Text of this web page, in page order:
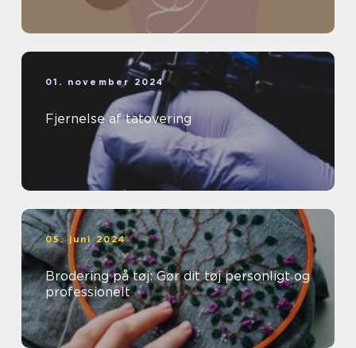
01. november 2024
Fjernelse af tatovering
05. juni 2024
Brodering på tøj: Gør dit tøj personligt og
professionelt